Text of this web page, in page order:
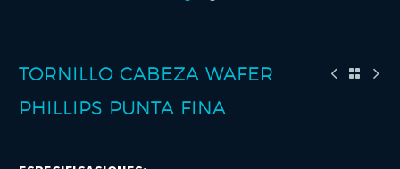
TORNILLO CABEZA WAFER
PHILLIPS PUNTA FINA